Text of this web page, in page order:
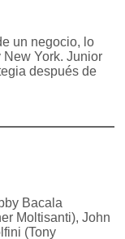
un negocio, lo
York. Junior
después de
Bacala
Moltisanti), John
(Tony